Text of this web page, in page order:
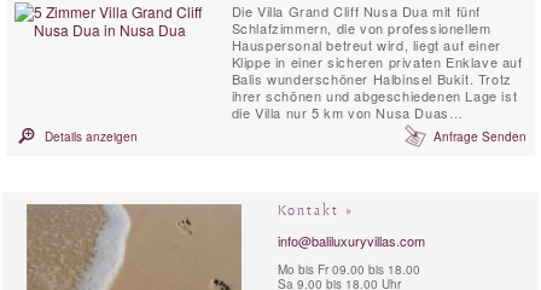
Die Villa Grand Cliff Nusa Dua mit fünf
Schlafzimmern, die von professionellem
Hauspersonal betreut wird, liegt auf einer
Klippe in einer sicheren privaten Enklave auf
Balis wunderschöner Halbinsel Bukit. Trotz
ihrer schönen und abgeschiedenen Lage ist
die Villa nur 5 km von Nusa Duas
Geschäften, Restaurants, Golf- und
Wassersportaktivitäten entfernt, die alle mit
Details anzeigen Anfrage Senden
Kontakt »
info@baliluxuryvillas.com
Mo bis Fr 09.00 bis 18.00
Sa 9.00 bis 18.00 Uhr